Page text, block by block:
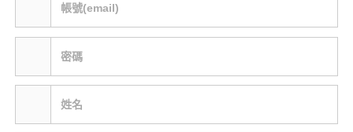
帳號(email)
密碼
姓名